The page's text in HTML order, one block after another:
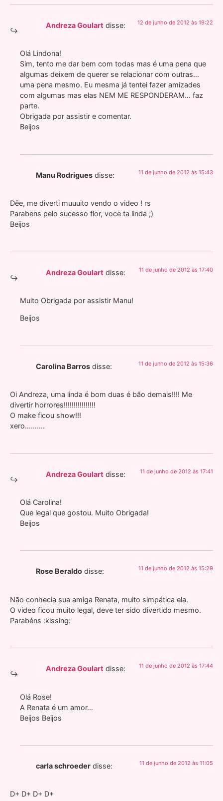
Andreza Goulart disse: 12 de junho de 2012 às 19:22
Olá Lindona!
Sim, tento me dar bem com todas mas é uma pena que
algumas deixem de querer se relacionar com outras…
uma pena mesmo. Eu mesma já tentei fazer amizades
com algumas mas elas NEM ME RESPONDERAM… faz
parte.
Obrigada por assistir e comentar.
Beijos
Manu Rodrigues disse: 11 de junho de 2012 às 15:43
Dêe, me diverti muuuito vendo o video ! rs
Parabens pelo sucesso flor, voce ta linda ;)
Beijos
Andreza Goulart disse: 11 de junho de 2012 às 17:40
Muito Obrigada por assistir Manu!
Beijos
Carolina Barros disse: 11 de junho de 2012 às 15:36
Oi Andreza, uma linda é bom duas é bão demais!!!! Me
divertir horrores!!!!!!!!!!!!!!!!
O make ficou show!!!
xero……….
Andreza Goulart disse: 11 de junho de 2012 às 17:41
Olá Carolina!
Que legal que gostou. Muito Obrigada!
Beijos
Rose Beraldo disse: 11 de junho de 2012 às 15:29
Não conhecia sua amiga Renata, muito simpática ela.
O video ficou muito legal, deve ter sido divertido mesmo.
Parabéns :kissing:
Andreza Goulart disse: 11 de junho de 2012 às 17:44
Olá Rose!
A Renata é um amor…
Beijos Beijos
carla schroeder disse: 11 de junho de 2012 às 11:05
D+ D+ D+ D+